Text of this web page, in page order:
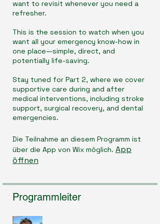
want to revisit whenever you need a
refresher.
This is the session to watch when you
want all your emergency know-how in
one place—simple, direct, and
potentially life-saving.
Stay tuned for Part 2, where we cover
supportive care during and after
medical interventions, including stroke
support, surgical recovery, and dental
emergencies.
Die Teilnahme an diesem Programm ist
über die App von Wix möglich. App
öffnen
Programmleiter